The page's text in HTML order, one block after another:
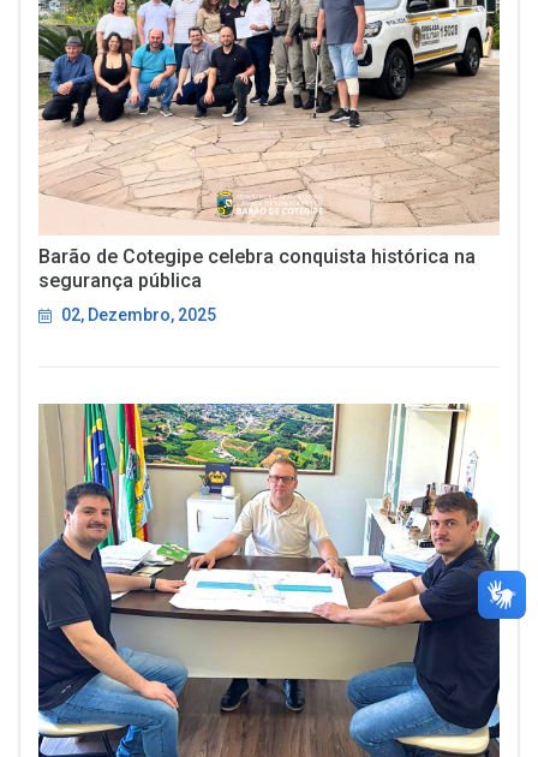
Barão de Cotegipe celebra conquista histórica na
segurança pública
02, Dezembro, 2025